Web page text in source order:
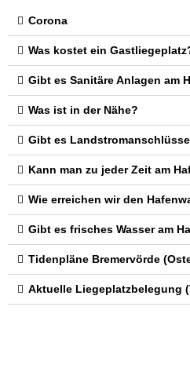
Corona
Was kostet ein
Gibt es Sanitäre Anlagen am
Was ist in der Nähe?
Gibt es
Kann man zu jeder Zeit am
Wie erreichen wir den
Gibt es frisches Wasser am
Tidenpläne Bremervörde
Aktuelle Liegeplatzbelegung